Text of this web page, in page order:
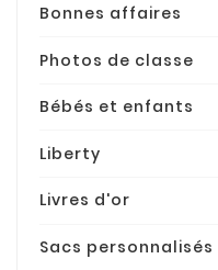
Bonnes affaires
Photos de classe
Bébés et enfants
Liberty
Livres d'or
Sacs personnalisés